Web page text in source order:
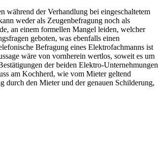
während der Verhandlung bei eingeschaltetem
weder als Zeugenbefragung noch als
an einem formellen Mangel leiden, welcher
geboten, was ebenfalls einen
Befragung eines Elektrofachmanns ist
wäre von vornherein wertlos, soweit es um
der beiden Elektro-Unternehmungen
am Kochherd, wie vom Mieter geltend
durch den Mieter und der genauen Schilderung,